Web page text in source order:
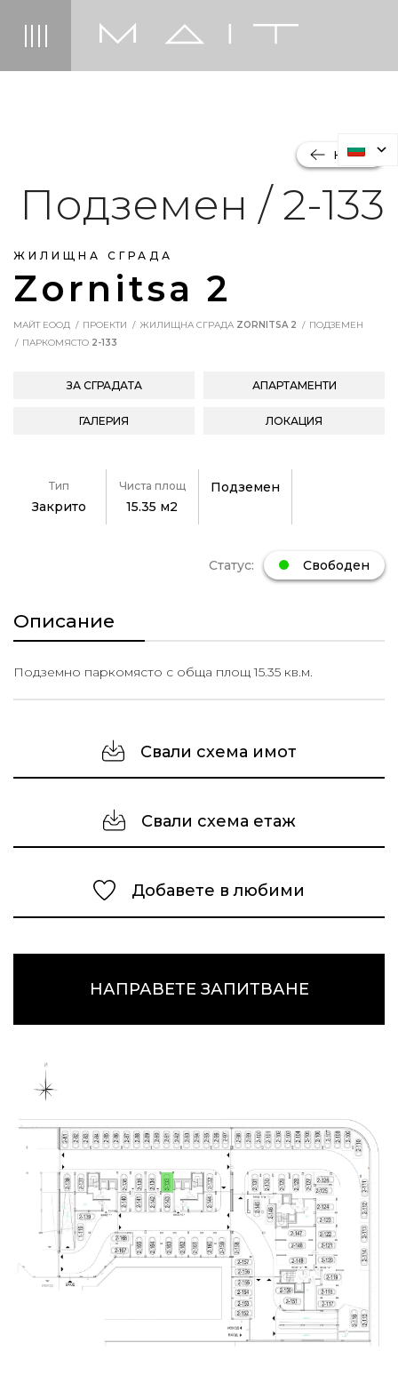
ЖИЛИЩНА СГРАДА
Zornitsa 2
НАЗАД
Подземен / 2-133
МАЙТ ЕООД ПРОЕКТИ ЖИЛИЩНА СГРАДА ZORNITSA 2
ПОДЗЕМЕН
ПАРКОМЯСТО 2-133
ЗА СГРАДАТА АПАРТАМЕНТИ
ГАЛЕРИЯ ЛОКАЦИЯ
Тип
Закрито
Чиста площ
15.35 м2
Подземен
Статус: Свободен
Описание
Подземно паркомясто с обща площ 15.35 кв.м.
Свали схема имот
Свали схема етаж
Добавете в любими
НАПРАВЕТЕ ЗАПИТВАНЕ